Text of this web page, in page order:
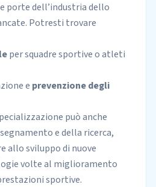
porte dell’industria dello
Potresti trovare
per squadre sportive o atleti
e prevenzione degli
può anche
e della ricerca,
allo sviluppo di nuove
volte al miglioramento
sportive.